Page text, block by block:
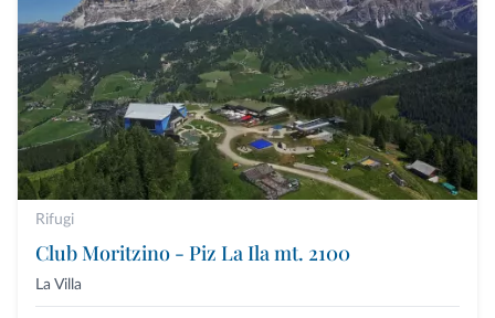
Rifugi
Club Moritzino - Piz La Ila mt. 2100
La Villa